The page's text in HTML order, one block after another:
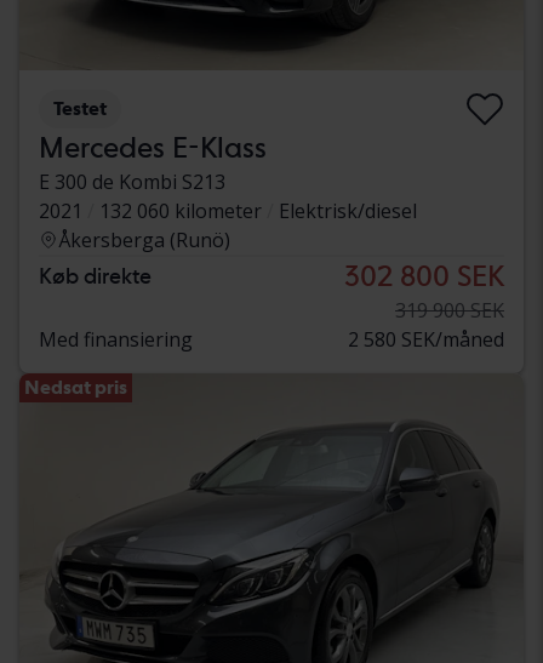
Testet
Mercedes E-Klass
E 300 de Kombi S213
2021
132 060 kilometer
Elektrisk/diesel
Åkersberga (Runö)
Køb direkte 302 800 SEK
319 900 SEK
Med finansiering
2 580 SEK/måned
Nedsat pris